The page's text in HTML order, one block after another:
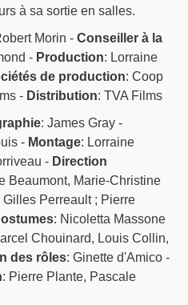
à sa sortie en salles.
Morin -Conseiller à la
- Production: Lorraine
de production: Coop
- Distribution: TVA Films
: James Gray -
- Montage: Lorraine
- Direction
Beaumont, Marie-Christine
Gilles Perreault ; Pierre
: Nicoletta Massone
Chouinard, Louis Collin,
des rôles: Ginette d'Amico -
: Pierre Plante, Pascale